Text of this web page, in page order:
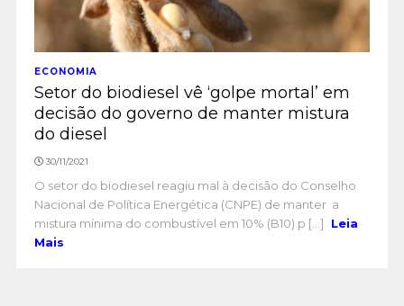
ECONOMIA
Setor do biodiesel vê ‘golpe mortal’ em
decisão do governo de manter mistura
do diesel
30/11/2021
O setor do biodiesel reagiu mal à decisão do Conselho
Nacional de Política Energética (CNPE) de manter a
mistura mínima do combustível em 10% (B10) p [...]
Leia
Mais